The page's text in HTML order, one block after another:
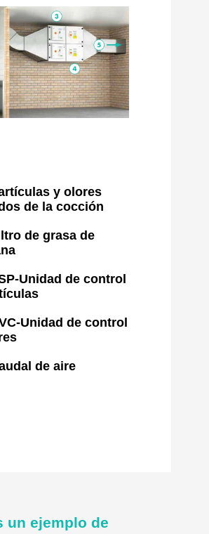
y olores
de la cocción
de grasa de
Unidad de control
Unidad de control
de aire
un ejemplo de